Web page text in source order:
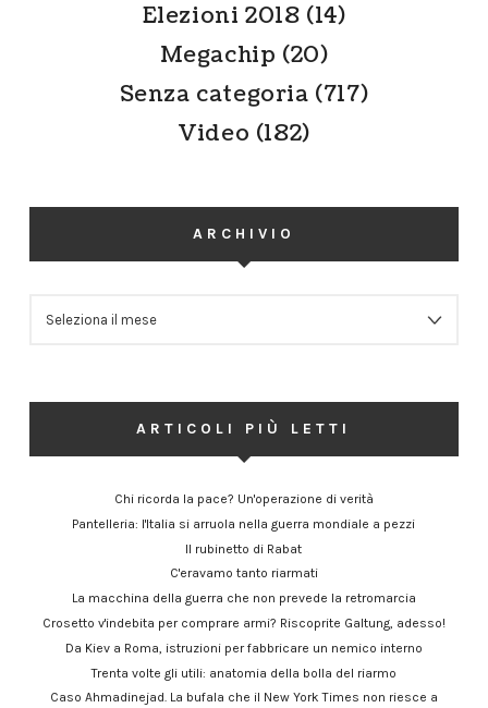
Elezioni 2018 (14)
Megachip (20)
Senza categoria (717)
Video (182)
ARCHIVIO
ARTICOLI PIÙ LETTI
Chi ricorda la pace? Un'operazione di verità
Pantelleria: l'Italia si arruola nella guerra mondiale a pezzi
Il rubinetto di Rabat
C'eravamo tanto riarmati
La macchina della guerra che non prevede la retromarcia
Crosetto v'indebita per comprare armi? Riscoprite Galtung, adesso!
Da Kiev a Roma, istruzioni per fabbricare un nemico interno
Trenta volte gli utili: anatomia della bolla del riarmo
Caso Ahmadinejad. La bufala che il New York Times non riesce a